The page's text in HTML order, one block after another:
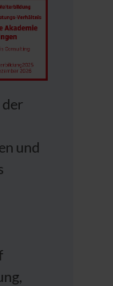
und